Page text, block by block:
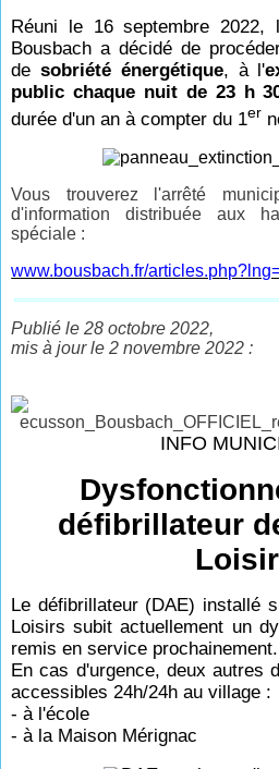
Réuni le 16 septembre 2022,
Bousbach a décidé de
de sobriété énergétique, à l'
public chaque nuit de 23 h
durée d'un an à compter du 1er
Vous trouverez l'arrêté
d'information distribuée aux
spéciale :
www.bousbach.fr/
Publié le 28 octobre 2022,
mis à jour le 2 novembre 2022 :
INFO
défibrillateur
Le défibrillateur (DAE) installé
Loisirs subit actuellement un
remis en service prochainement.
En cas d'urgence, deux autres
accessibles 24h/24h au village :
- à l'école
- à la Maison Mérignac